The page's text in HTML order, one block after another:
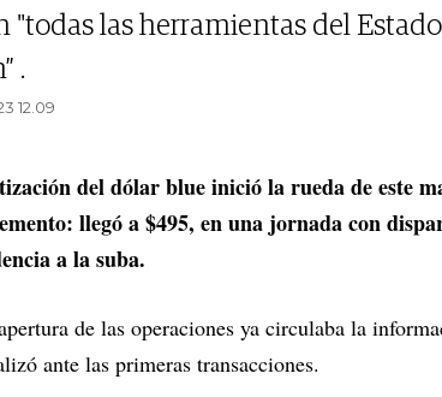
"todas las herramientas del
.
12.09
del dólar blue inició la rueda de este
llegó a $495, en una jornada con
a la suba.
de las operaciones ya circulaba la
ante las primeras transacciones.